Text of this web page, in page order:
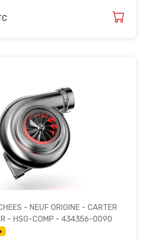
- NEUF ORIGINE - CARTER
- HSG-COMP - 434356-0090